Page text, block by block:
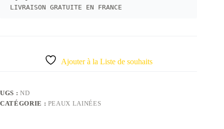
LIVRAISON GRATUITE EN FRANCE
Ajouter à la Liste de souhaits
UGS : ND
CATÉGORIE : PEAUX LAINÉES